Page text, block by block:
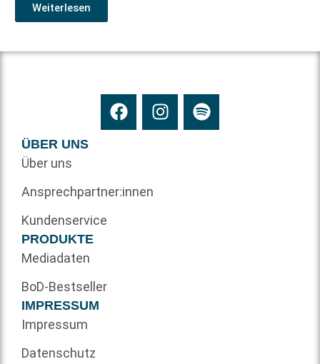
Weiterlesen
ÜBER UNS
Über uns
Ansprechpartner:innen
Kundenservice
PRODUKTE
Mediadaten
BoD-Bestseller
IMPRESSUM
Impressum
Datenschutz